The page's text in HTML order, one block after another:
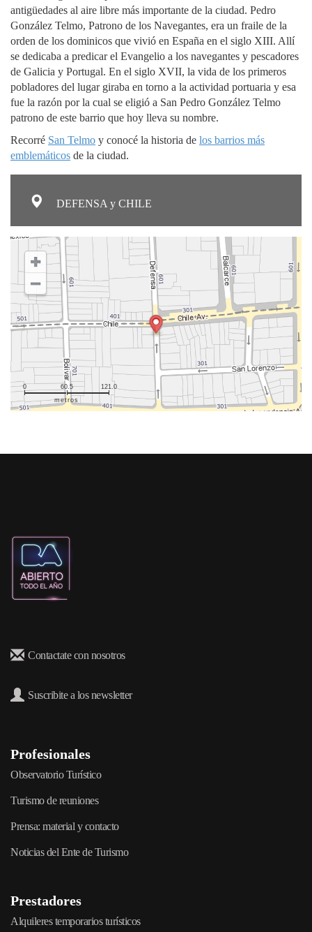
antigüedades al aire libre más importante de la ciudad. Pedro
González Telmo, Patrono de los Navegantes, era un fraile de la
orden de los dominicos que vivió en España en el siglo XIII. Allí
se dedicaba a predicar el Evangelio a los navegantes y pescadores
de Galicia y Portugal. En el siglo XVII, la vida de los primeros
pobladores del lugar giraba en torno a la actividad portuaria y esa
fue la razón por la cual se eligió a San Pedro González Telmo
patrono de este barrio que hoy lleva su nombre.
Recorré San Telmo y conocé la historia de los barrios más
emblemáticos de la ciudad.
DEFENSA y CHILE
metros
0 60.5 121.0
Contactate con nosotros
Suscribite a los newsletter
Profesionales
Observatorio Turístico
Turismo de reuniones
Prensa: material y contacto
Noticias del Ente de Turismo
Prestadores
Alquileres temporarios turísticos